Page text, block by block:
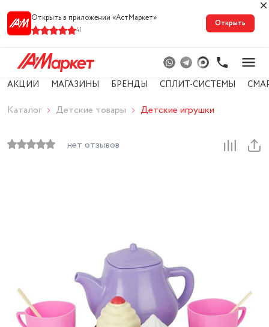
Открыть в приложении «АстМарке‪т‬»
41
Открыть
АКЦИИ МАГАЗИНЫ БРЕНДЫ СПЛИТ-СИСТЕМЫ
Каталог Детские товары Детские игрушки
нет отзывов